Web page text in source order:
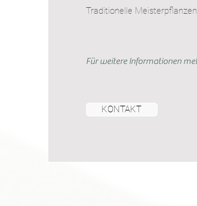
Traditionelle
Für weitere Informationen
KONTAKT